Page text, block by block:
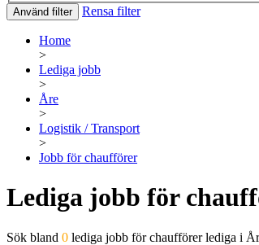
Använd filter Rensa filter
Home
>
Lediga jobb
>
Åre
>
Logistik / Transport
>
Jobb för chaufförer
Lediga jobb för
Sök bland 0 lediga jobb för chaufförer lediga i